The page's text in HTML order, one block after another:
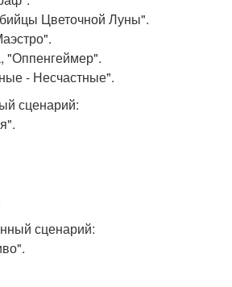
Цветочной Луны".
"Оппенгеймер".
- Несчастные".
сценарий:
сценарий: